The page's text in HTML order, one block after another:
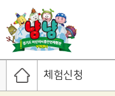
체험신청